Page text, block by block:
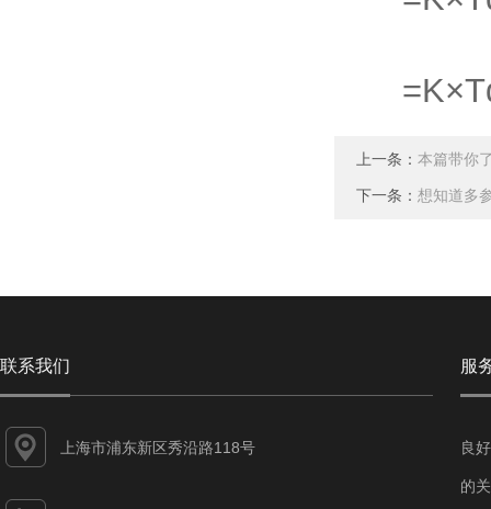
上一条： 本篇带你
下一条： 想知道多
联系我们
上海市浦东新区秀沿路118号
服
良
的